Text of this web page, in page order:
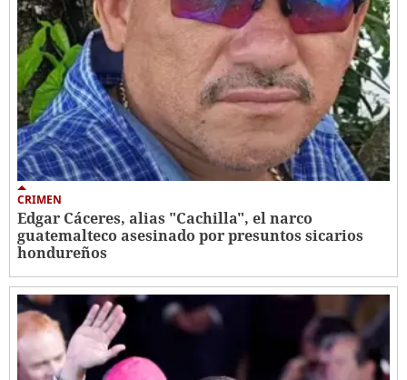
CRIMEN
Edgar Cáceres, alias "Cachilla", el narco
guatemalteco asesinado por presuntos sicarios
hondureños